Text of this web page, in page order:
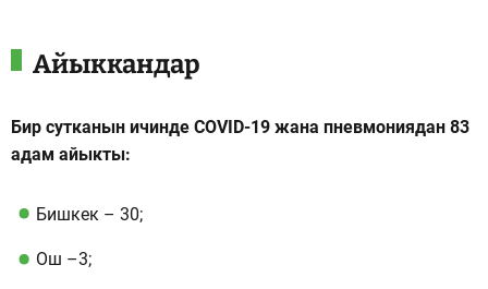
Айыккандар
Бир сутканын ичинде COVID-19 жана пневмониядан 83
адам айыкты:
Бишкек – 30;
Ош –3;